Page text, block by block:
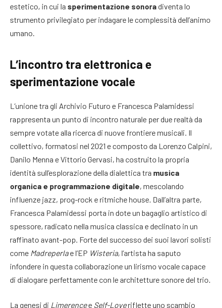
estetico, in cui la sperimentazione sonoradiventa lo
strumento privilegiato per indagare le complessità dell’animo
umano.
L’incontro tra elettronica e
sperimentazione vocale
L’unione tra gli Archivio Futuro e Francesca Palamidessi
rappresenta un punto di incontro naturale per due realtà da
sempre votate alla ricerca di nuove frontiere musicali. Il
collettivo, formatosi nel 2021 e composto da Lorenzo Calpini,
Danilo Menna e Vittorio Gervasi, ha costruito la propria
identità sull’esplorazione della dialettica tra musica
organica e programmazione digitale, mescolando
influenze jazz, prog-rock e ritmiche house. Dall’altra parte,
Francesca Palamidessi porta in dote un bagaglio artistico di
spessore, radicato nella musica classica e declinato in un
raffinato avant-pop. Forte del successo dei suoi lavori solisti
come Madreperlae l’EP Wisteria, l’artista ha saputo
infondere in questa collaborazione un lirismo vocale capace
di dialogare perfettamente con le architetture sonore del trio.
La genesi di Limerencee Self-Loveriflette uno scambio